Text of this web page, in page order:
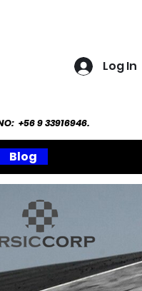
Log In
+56 9 33916946.
Blog